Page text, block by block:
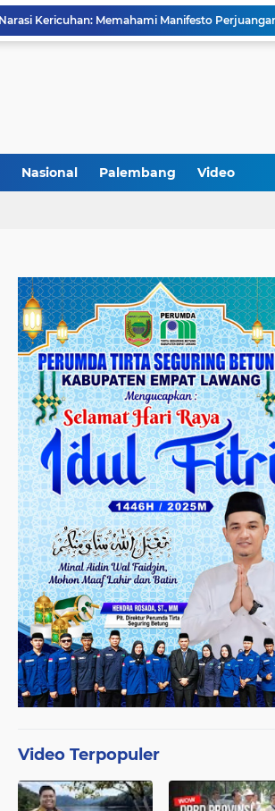
Nasional Palembang Video
Video Terpopuler